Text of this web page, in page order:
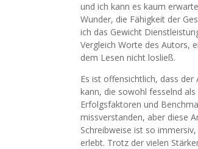
und ich kann es kaum
Wunder, die Fähigkeit der
ich das Gewicht
Vergleich Worte des Autors,
dem Lesen nicht losließ.
Es ist offensichtlich, dass
kann, die sowohl fesselnd
Erfolgsfaktoren und
missverstanden, aber diese
Schreibweise ist so
erlebt. Trotz der vielen